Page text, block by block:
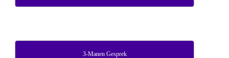
3-Manen Gesprek